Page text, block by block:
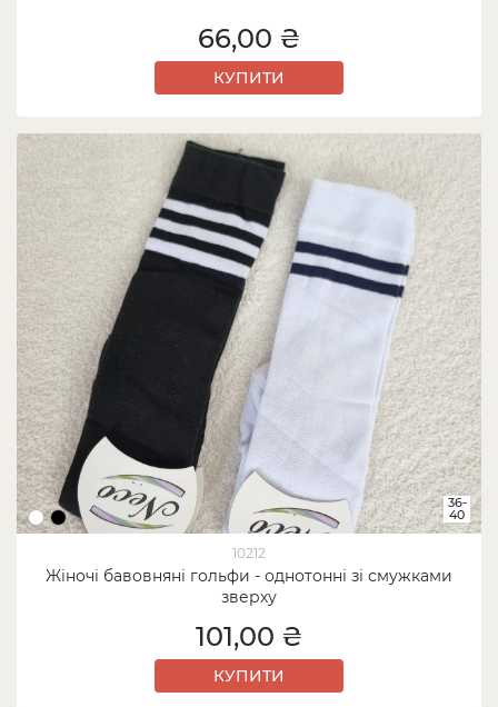
66,00 ₴
КУПИТИ
10212
Жіночі бавовняні гольфи - однотонні зі смужками
зверху
36-
40
101,00 ₴
КУПИТИ